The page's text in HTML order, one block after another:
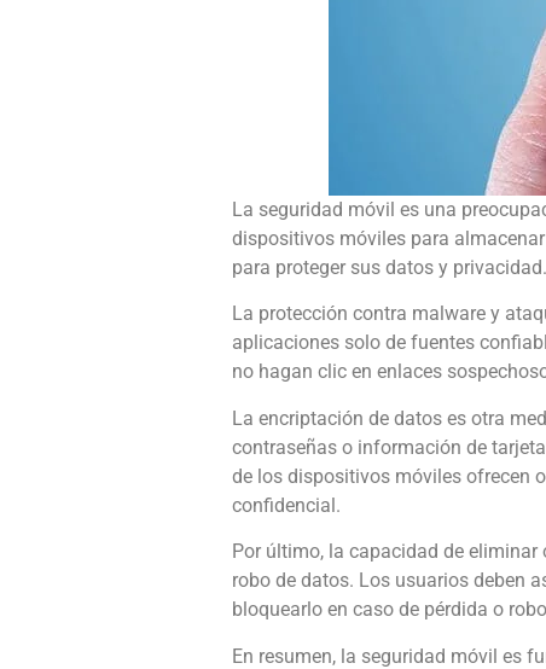
La seguridad móvil es una
dispositivos móviles para
para proteger sus datos y privacidad.
La protección contra malware y
aplicaciones solo de fuentes
no hagan clic en enlaces
La encriptación de datos es otra
contraseñas o información de
de los dispositivos móviles ofrecen
confidencial.
Por último, la capacidad de
robo de datos. Los usuarios deben
bloquearlo en caso de pérdida o
En resumen, la seguridad móvil es